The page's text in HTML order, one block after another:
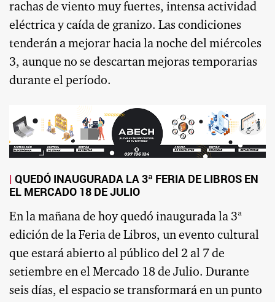
rachas de viento muy fuertes, intensa actividad
eléctrica y caída de granizo. Las condiciones
tenderán a mejorar hacia la noche del miércoles
3, aunque no se descartan mejoras temporarias
durante el período.
QUEDÓ INAUGURADA LA 3ª FERIA DE LIBROS EN
EL MERCADO 18 DE JULIO
En la mañana de hoy quedó inaugurada la 3ª
edición de la Feria de Libros, un evento cultural
que estará abierto al público del 2 al 7 de
setiembre en el Mercado 18 de Julio. Durante
seis días, el espacio se transformará en un punto